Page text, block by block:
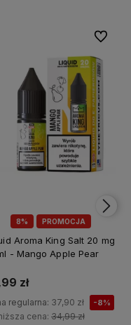
8% PROMOCJA
Aroma King Salt 20 mg
- Mango Apple Pear
zł
regularna: 37,90 zł -8%
cena: 34,99 zł
Do